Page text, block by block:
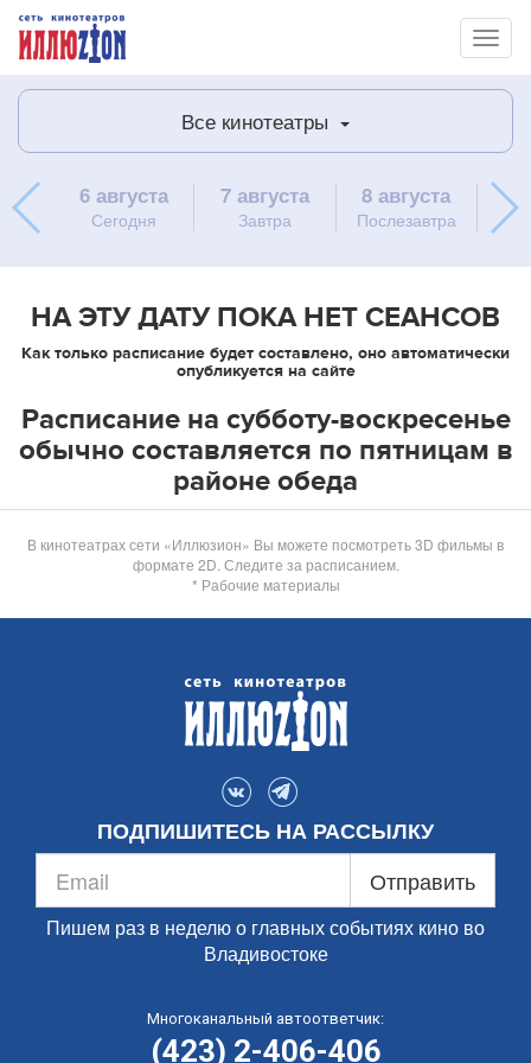
Все кинотеатры
6 августа
Сегодня
7 августа
Завтра
8 августа
Послезавтра
9
НА ЭТУ ДАТУ ПОКА НЕТ СЕАНСОВ
Как только расписание будет составлено, оно автоматически
опубликуется на сайте
Расписание на субботу-воскресенье
обычно составляется по пятницам в
районе обеда
В кинотеатрах сети «Иллюзион» Вы можете посмотреть 3D фильмы в
формате 2D. Следите за расписанием.
* Рабочие материалы
ПОДПИШИТЕСЬ НА РАССЫЛКУ
Отправить
Пишем раз в неделю о главных событиях кино во
Владивостоке
Многоканальный автоответчик:
(423) 2-406-406